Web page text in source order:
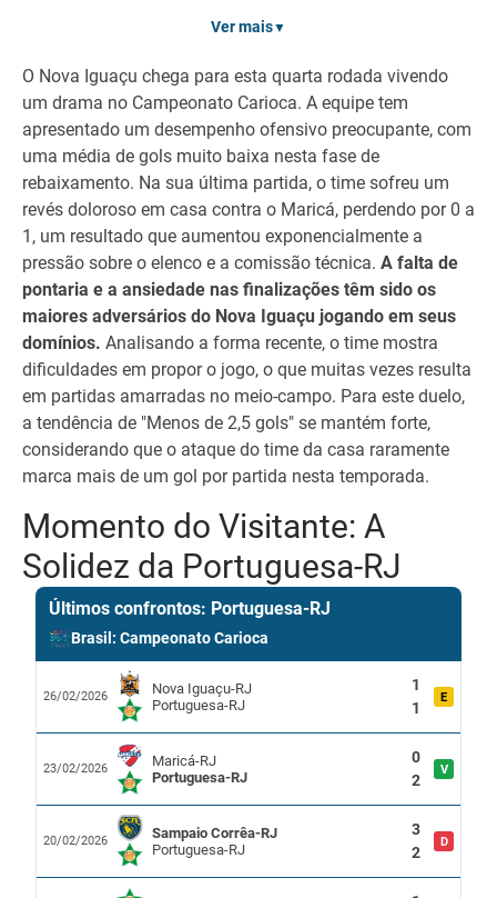
Ver mais▼
O Nova Iguaçu chega para esta quarta rodada vivendo
um drama no Campeonato Carioca. A equipe tem
apresentado um desempenho ofensivo preocupante, com
uma média de gols muito baixa nesta fase de
rebaixamento. Na sua última partida, o time sofreu um
revés doloroso em casa contra o Maricá, perdendo por 0 a
1, um resultado que aumentou exponencialmente a
pressão sobre o elenco e a comissão técnica. A falta de
pontaria e a ansiedade nas finalizações têm sido os
maiores adversários do Nova Iguaçu jogando em seus
domínios. Analisando a forma recente, o time mostra
dificuldades em propor o jogo, o que muitas vezes resulta
em partidas amarradas no meio-campo. Para este duelo,
a tendência de "Menos de 2,5 gols" se mantém forte,
considerando que o ataque do time da casa raramente
marca mais de um gol por partida nesta temporada.
Momento do Visitante: A
Solidez da Portuguesa-RJ
Últimos confrontos: Portuguesa-RJ
Brasil: Campeonato Carioca
26/02/2026
Nova Iguaçu-RJ
Portuguesa-RJ
1
1
E
23/02/2026
Maricá-RJ
Portuguesa-RJ
0
2
V
20/02/2026
Sampaio Corrêa-RJ
Portuguesa-RJ
3
2
D